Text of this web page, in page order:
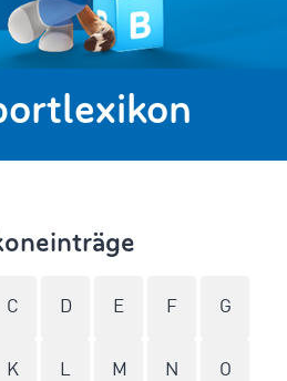
C D E F G
K L M N O